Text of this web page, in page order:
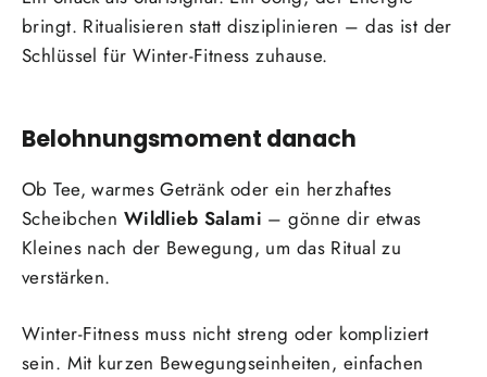
bringt. Ritualisieren statt disziplinieren – das ist der
Schlüssel für Winter-Fitness zuhause.
Belohnungsmoment danach
Ob Tee, warmes Getränk oder ein herzhaftes
Scheibchen Wildlieb Salami – gönne dir etwas
Kleines nach der Bewegung, um das Ritual zu
verstärken.
Winter-Fitness muss nicht streng oder kompliziert
sein. Mit kurzen Bewegungseinheiten, einfachen